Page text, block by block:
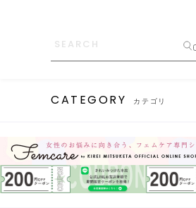
CATEGORY カテゴリ